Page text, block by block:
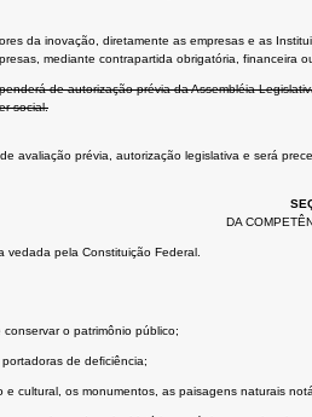
da inovação, diretamente as empresas e as
mediante contrapartida obrigatória, financeira
de autorização prévia da Assembléia
social.
avaliação prévia, autorização legislativa e será
DA
pela Constituição Federal.
o patrimônio público;
de deﬁciência;
cultural, os monumentos, as paisagens naturais